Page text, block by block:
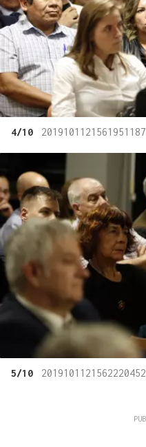
4/10 2019101121561951187
5/10 2019101121562220452